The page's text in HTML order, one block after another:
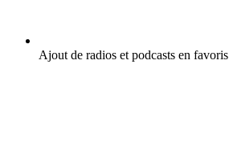
Ajout de radios et podcasts en favoris